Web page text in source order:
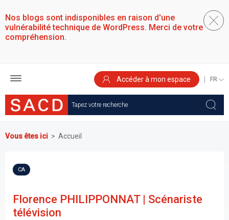
au
contenu
principal
Nos blogs sont indisponibles en raison d'une
vulnérabilité technique de WordPress. Merci de votre
compréhension.
Accéder à mon espace
YOUR
Vous êtes ici Accueil
CA
Florence PHILIPPONNAT | Scénariste
télévision